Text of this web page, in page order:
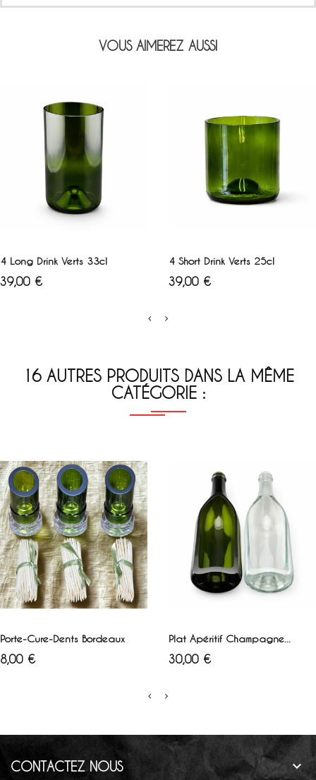
VOUS AIMEREZ AUSSI
4 Long Drink Verts 33cl
Prix
39,00 €
4 Short Drink Verts 25cl
Prix
39,00 €
16 AUTRES PRODUITS DANS LA MÊME
CATÉGORIE :
BlancVert
Porte-Cure-Dents Bordeaux
Prix
8,00 €
BlancVert
Plat Apéritif Champagne...
Prix
30,00 €
CONTACTEZ NOUS 